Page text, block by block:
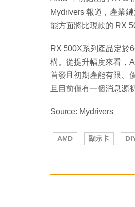
Mydrivers 報道，產業
能方面將比現款的 RX
RX 500X系列產品定於
構。從提升幅度來看，
首發且初期產能有限、
且目前僅有一個消息源
Source: Mydrivers
AMD 顯示卡